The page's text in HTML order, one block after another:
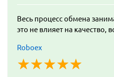
Весь процесс обмена
это не влияет на качество,
Roboex
☆☆☆☆☆
★★★★★